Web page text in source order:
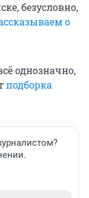
безусловно,
о
однозначно,
подборка